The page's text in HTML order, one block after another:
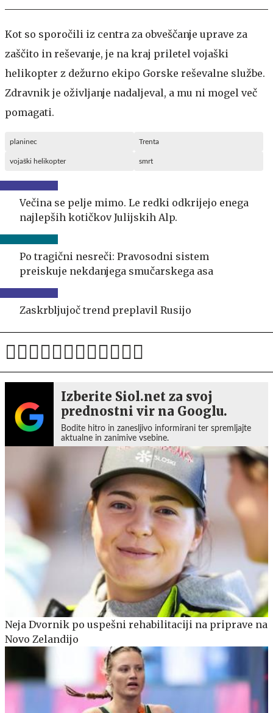
Kot so sporočili iz centra za obveščanje uprave za
zaščito in reševanje, je na kraj priletel vojaški
helikopter z dežurno ekipo Gorske reševalne službe.
Zdravnik je oživljanje nadaljeval, a mu ni mogel več
pomagati.
planinec Trenta
vojaški helikopter smrt
Večina se pelje mimo. Le redki odkrijejo enega
najlepših kotičkov Julijskih Alp.
Po tragični nesreči: Pravosodni sistem
preiskuje nekdanjega smučarskega asa
Zaskrbljujoč trend preplavil Rusijo
Izberite Siol.net za svoj
prednostni vir na Googlu.
Bodite hitro in zanesljivo informirani ter spremljajte
aktualne in zanimive vsebine.
Neja Dvornik po uspešni rehabilitaciji na priprave na
Novo Zelandijo